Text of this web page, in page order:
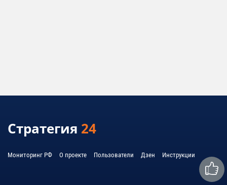
Стратегия 24
Мониторинг РФ О проекте Пользователи Дзен Инструкции